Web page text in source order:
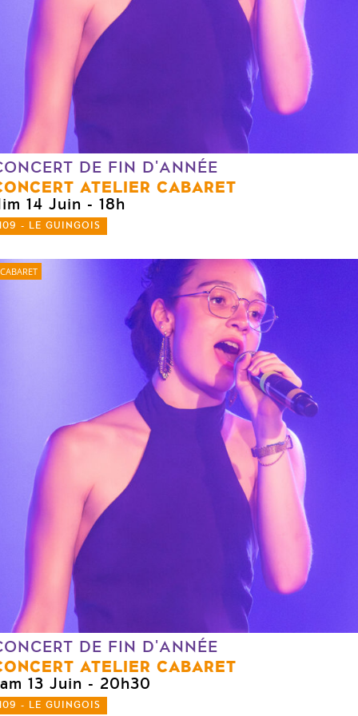
DE FIN D'ANNÉE
ATELIER CABARET
14 Juin - 18h
- LE GUINGOIS
CABARET
DE FIN D'ANNÉE
ATELIER CABARET
13 Juin - 20h30
- LE GUINGOIS